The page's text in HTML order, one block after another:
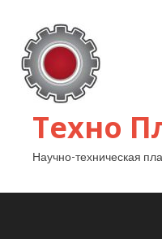
Техно
Научно-техническая